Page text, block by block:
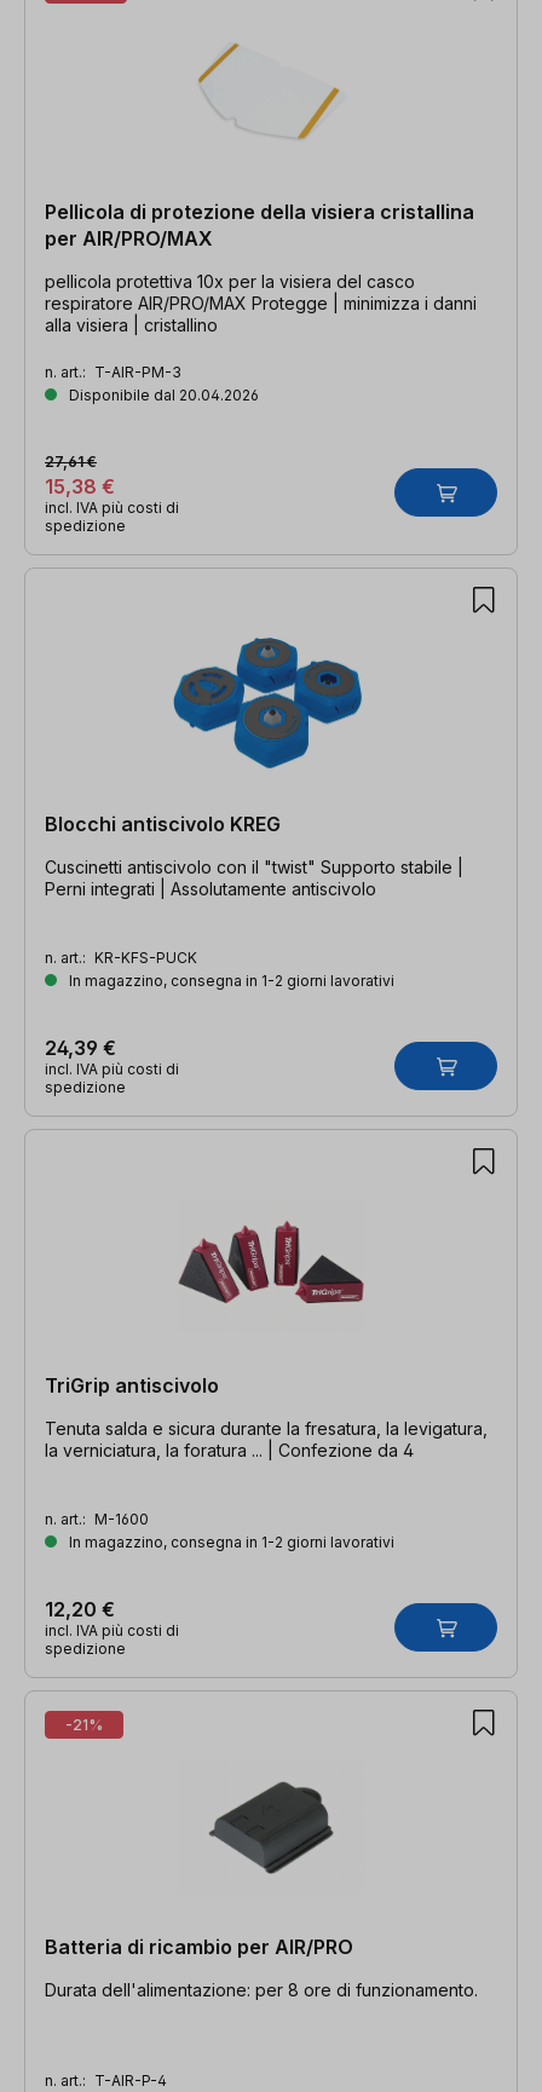
Pellicola di protezione della visiera cristallina
per AIR/PRO/MAX
pellicola protettiva 10x per la visiera del casco
respiratore AIR/PRO/MAX Protegge | minimizza i danni
alla visiera | cristallino
n. art.: T-AIR-PM-3
Disponibile dal 20.04.2026
15,38 €
27,61 €
incl. IVA più costi di
spedizione
Blocchi antiscivolo KREG
Cuscinetti antiscivolo con il "twist" Supporto stabile |
Perni integrati | Assolutamente antiscivolo
n. art.: KR-KFS-PUCK
In magazzino, consegna in 1-2 giorni lavorativi
24,39 €
incl. IVA più costi di
spedizione
TriGrip antiscivolo
Tenuta salda e sicura durante la fresatura, la levigatura,
la verniciatura, la foratura ... | Confezione da 4
n. art.: M-1600
In magazzino, consegna in 1-2 giorni lavorativi
12,20 €
incl. IVA più costi di
spedizione
-21%
Batteria di ricambio per AIR/PRO
Durata dell'alimentazione: per 8 ore di funzionamento.
n. art.: T-AIR-P-4